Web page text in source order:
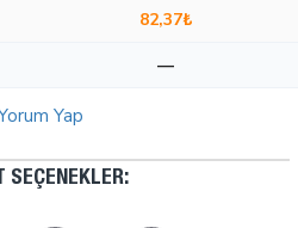
Yap
SEÇENEKLER:
82,37₺
—